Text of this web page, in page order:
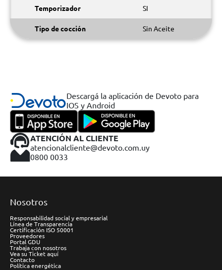
Temporizador SI
Tipo de cocción Sin Aceite
Descargá la aplicación de Devoto para
IOS y Android
ATENCIÓN AL CLIENTE
atencionalcliente@devoto.com.uy
0800 0033
Nosotros
Responsabilidad social y empresarial
Línea de Transparencia
Certificación ISO 50001
Proveedores
Portal GDU
Trabaja con nosotros
Vea su Ticket aquí
Contacto
Política energética